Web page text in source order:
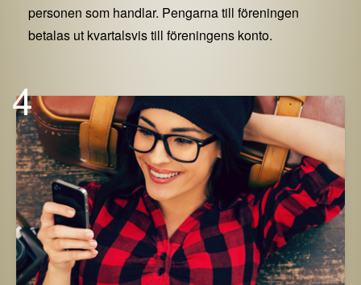
personen som handlar. Pengarna till föreningen
betalas ut kvartalsvis till föreningens konto.
4